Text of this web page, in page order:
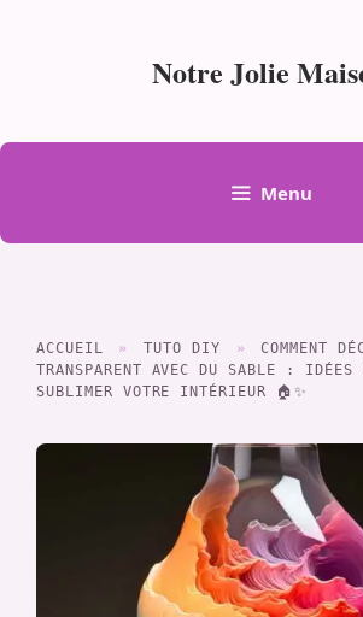
Notre Jolie
Menu
ACCUEIL » TUTO DIY »
COMMENT
TRANSPARENT AVEC DU SABLE : IDÉES
SUBLIMER VOTRE INTÉRIEUR 🏠✨